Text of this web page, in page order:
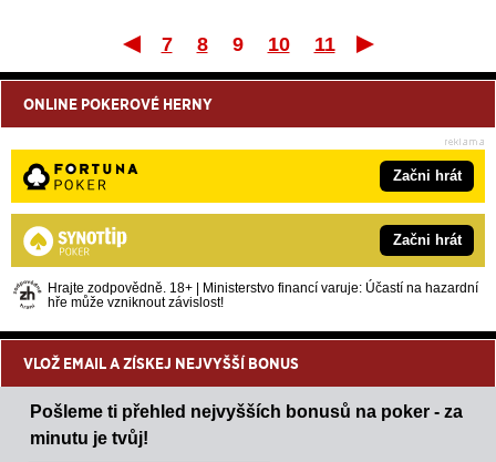
První
7 8 9 10 11
ONLINE POKEROVÉ HERNY
Začni hrát
Začni hrát
Hrajte zodpovědně. 18+ | Ministerstvo financí varuje: Účastí na hazardní
hře může vzniknout závislost!
VLOŽ EMAIL A ZÍSKEJ NEJVYŠŠÍ BONUS
Pošleme ti přehled nejvyšších bonusů na poker - za
minutu je tvůj!